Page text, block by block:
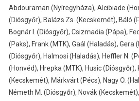
Abdouraman (Nyíregyháza), Alcibiade
(Diósgyőr), Balázs Zs. (Kecskemét), Báló
Bognár I. (Diósgyőr), Csizmadia (Pápa),
(Paks), Frank (MTK), Gaál (Haladás), Gera
(Diósgyőr), Halmosi (Haladás), Heffler N.
(Honvéd), Hrepka (MTK), Husic (Diósgyőr),
(Kecskemét), Márkvárt (Pécs), Nagy O.
Németh M. (Diósgyőr), Novák